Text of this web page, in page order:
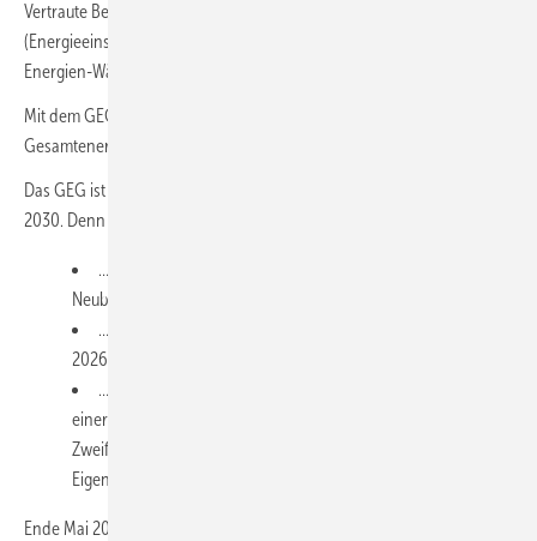
Vertraute Begriffe wie EnEG (Energieeinsparungsgesetz), EnEV
(Energieeinsparverordnung) sowie EEWärmeG (Erneuerbare-
Energien-Wärmegesetz) gehören dann der Vergangenheit an.
Mit dem GEG soll die Umsetzung europäischer Vorgaben zur
Gesamtenergieeffizienz von Gebäuden vervollständigt werden.
Das GEG ist bedeutsam für die Umsetzung des Klimaschutzprogramms
2030. Denn darin wird unter anderem …
… die Überprüfung der energetischen Anforderungen für
Neubau und Bestand im Jahr 2023 festgelegt
… eine Regelung zum Einbau von Ölheizungen ab dem Jahr
2026 vorgelegt
… gesetzlich verankert, dass im Falle des Verkaufs oder
einer größeren Renovierung eines Ein- oder
Zweifamilienhauses die Beratung des Käufers bzw. des
Eigentümers erfolgen muss.
Ende Mai 2019 gab es einen ersten Entwurf zum GEG, am 23. Oktober